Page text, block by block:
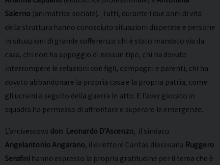
Salerno (animatrice sociale). Tutti, durante i due anni di vita
della struttura hanno conosciuto situazioni disperate e persone
in situazioni di grande sofferenza: chi è stato mandato via da
casa, chi non ha appoggio di nessun tipo, chi ha dovuto
interrompere le relazioni con figli, compagni e parenti, chi ha
dovuto abbandonare la propria casa e la propria patria, come
gli ucraini a seguito della guerra in atto. E l’aver giocato in
squadra ha permesso di affrontare e superare le emergenze.
L’arcivescovo don Leonardo D’Ascenzo, il sindaco
Angelantonio Angarano, il direttore Caritas diocesana Ruggero
Serafini hanno espresso la propria gratitudine per il tema che è